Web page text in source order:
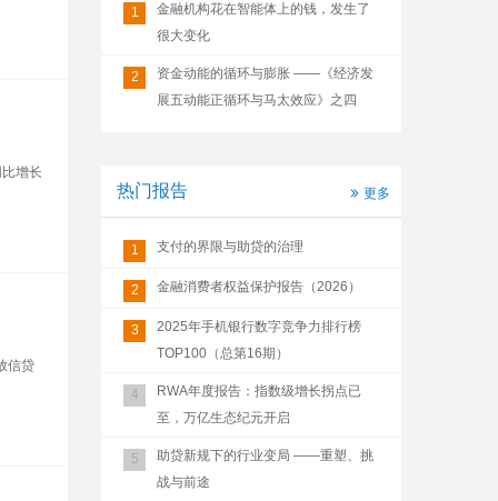
增长
信贷
1
金融机构花在智能体上的钱，发生了
很大变化
2
资金动能的循环与膨胀 ——《经济发
展五动能正循环与马太效应》之四
热门报告 更多
1 支付的界限与助贷的治理
2 金融消费者权益保护报告（2026）
3
2025年手机银行数字竞争力排行榜
TOP100（总第16期）
4
RWA年度报告：指数级增长拐点已
至，万亿生态纪元开启
5
助贷新规下的行业变局 ——重塑、挑
战与前途